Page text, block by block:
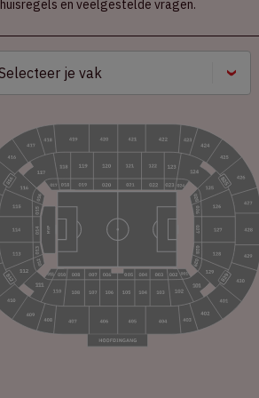
huisregels en veelgestelde vragen.